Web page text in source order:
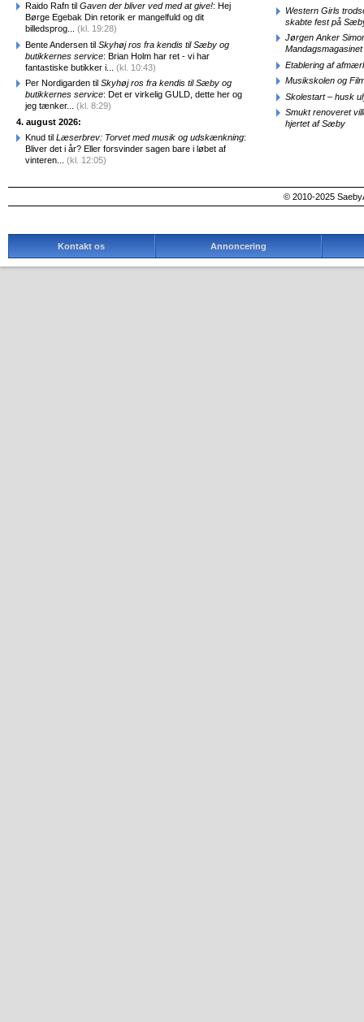
Raido Rafn til Gaven der bliver ved med at give!: Hej
Børge Egebak Din retorik er mangelfuld og dit
billedsprog... (kl. 19:28)
Bente Andersen til Skyhøj ros fra kendis til Sæby og
butikkernes service: Brian Holm har ret - vi har
fantastiske butikker i... (kl. 10:43)
Per Nordigarden til Skyhøj ros fra kendis til Sæby og
butikkernes service: Det er virkelig GULD, dette her og
jeg tænker... (kl. 8:29)
4. august 2026:
Knud til Læserbrev: Torvet med musik og udskænkning:
Bliver det i år? Eller forsvinder sagen bare i løbet af
vinteren... (kl. 12:05)
Western Girls
skabte fest på
Jørgen Anker
Mandagsmagasinet
Etablering af
Musikskolen og
Skolestart – husk
Smukt renoveret
hjertet af Sæby
© 2010-2025
Kontakt os Annoncering